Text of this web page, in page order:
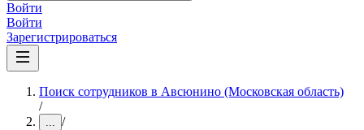
Войти
Войти
Зарегистрироваться
Поиск сотрудников в Авсюнино (Московская область)
/
... /